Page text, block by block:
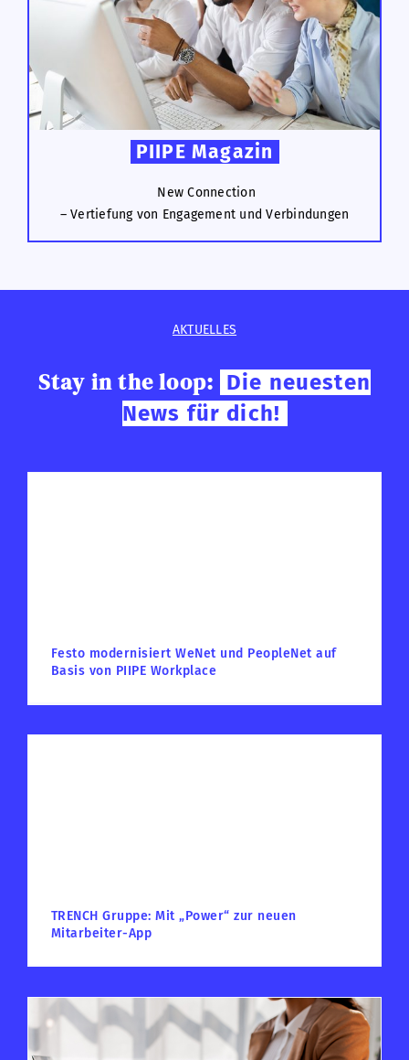
PIIPE Magazin
New Connection
– Vertiefung von Engagement und Verbindungen
AKTUELLES
Stay in the loop: Die neuesten
News für dich!
Festo modernisiert WeNet und PeopleNet auf
Basis von PIIPE Workplace
TRENCH Gruppe: Mit „Power“ zur neuen
Mitarbeiter-App